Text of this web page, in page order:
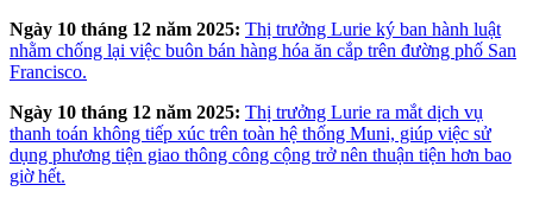
Ngày 10 tháng 12 năm 2025: Thị trưởng Lurie ký ban hành luật
nhằm chống lại việc buôn bán hàng hóa ăn cắp trên đường phố San
Francisco.
Ngày 10 tháng 12 năm 2025: Thị trưởng Lurie ra mắt dịch vụ
thanh toán không tiếp xúc trên toàn hệ thống Muni, giúp việc sử
dụng phương tiện giao thông công cộng trở nên thuận tiện hơn bao
giờ hết.